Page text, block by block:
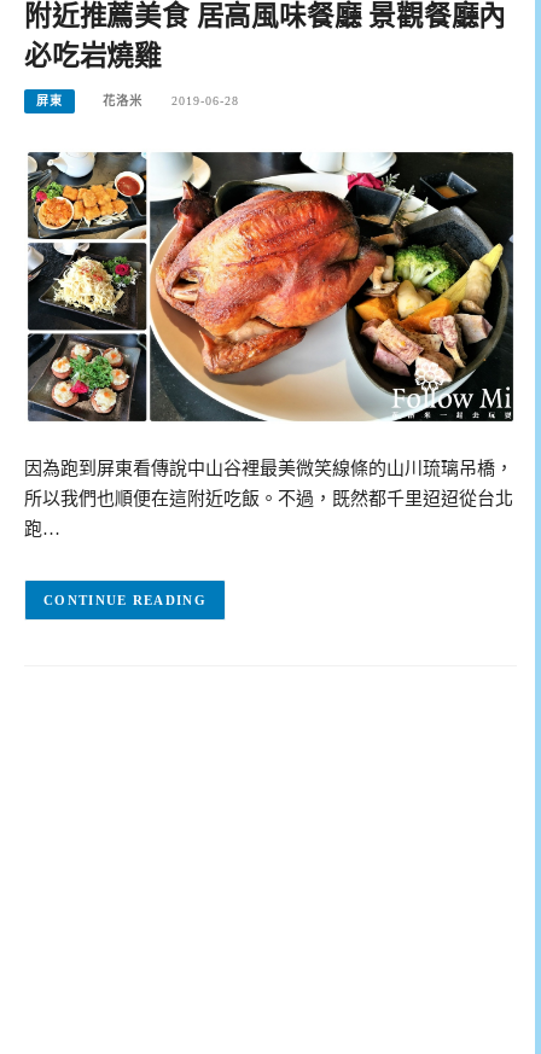
附近推薦美食 居高風味餐廳 景觀餐廳內
必吃岩燒雞
屏東 花洛米 2019-06-28
因為跑到屏東看傳說中山谷裡最美微笑線條的山川琉璃吊橋，
所以我們也順便在這附近吃飯。不過，既然都千里迢迢從台北
跑…
CONTINUE READING